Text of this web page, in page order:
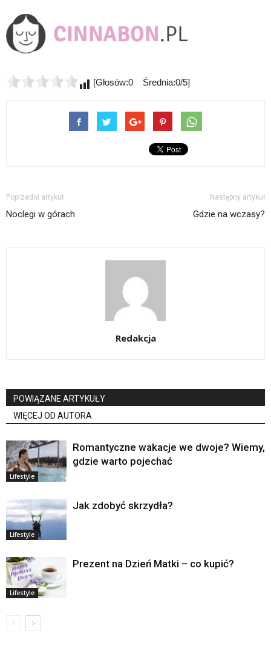
[Głosów:0 Średnia:0/5]
Poprzedni artykuł
Noclegi w górach
Następny artykuł
Gdzie na wczasy?
Redakcja
POWIĄZANE ARTYKUŁY
WIĘCEJ OD AUTORA
Lifestyle
Romantyczne wakacje we dwoje? Wiemy,
gdzie warto pojechać
Lifestyle
Jak zdobyć skrzydła?
Lifestyle
Prezent na Dzień Matki – co kupić?